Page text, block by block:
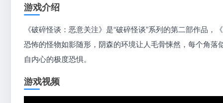
游戏介绍
《破碎怪谈：恶意关注》是“破碎怪谈”系列的第二部作品
恐怖的怪物如影随形，阴森的环境让人毛骨悚然，每个角
自内心的极度恐惧。
游戏视频